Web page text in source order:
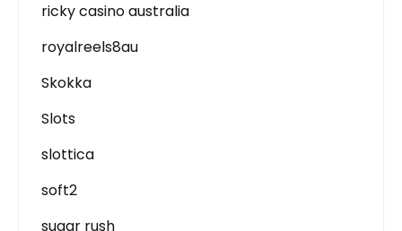
ricky casino australia
royalreels8au
Skokka
Slots
slottica
soft2
sugar rush